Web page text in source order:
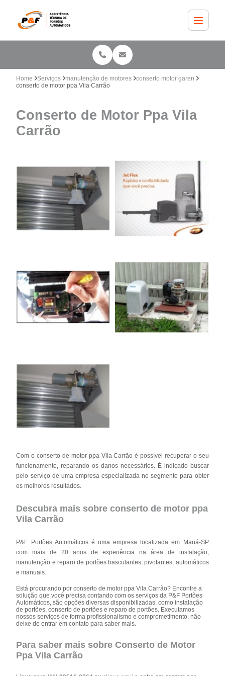
Home Serviços manutenção de motores
conserto motor garen
conserto de motor ppa Vila Carrão
Conserto de Motor Ppa Vila
Carrão
Com o conserto de motor ppa Vila Carrão é possível recuperar o seu
funcionamento, reparando os danos necessários. É indicado buscar
pelo serviço de uma empresa especializada no segmento para obter
os melhores resultados.
Descubra mais sobre conserto de motor ppa
Vila Carrão
P&F Portões Automáticos é uma empresa localizada em Mauá-SP
com mais de 20 anos de experiência na área de instalação,
manutenção e reparo de portões basculantes, pivotantes, automáticos
e manuais.
Está procurando por conserto de motor ppa Vila Carrão? Encontre a
solução que você precisa contando com os serviços da P&F Portões
Automáticos, são opções diversas disponibilizadas, como instalação
de portões, conserto de portões e reparo de portões. Executamos
nossos serviços de forma profissionalismo e comprometimento, não
deixe de entrar em contato para saber mais.
Para saber mais sobre Conserto de Motor
Ppa Vila Carrão